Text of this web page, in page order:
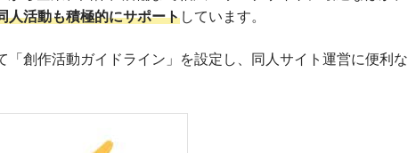
人活動も積極的にサポートしています。
「創作活動ガイドライン」を設定し、同人サイト運営に便利な